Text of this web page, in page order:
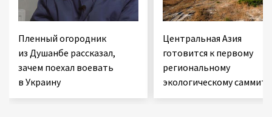
Пленный огородник
из Душанбе рассказал,
зачем поехал воевать
в Украину
Центральная Азия
готовится к первому
региональному
экологическому саммиту